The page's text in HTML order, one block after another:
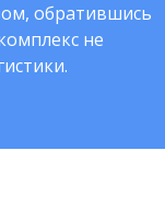
обратившись
не